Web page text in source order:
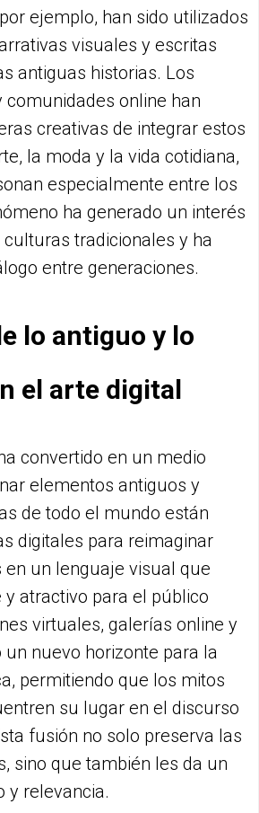
ejemplo, han sido utilizados
visuales y escritas
antiguas historias. Los
online han
creativas de integrar estos
la moda y la vida cotidiana,
especialmente entre los
ha generado un interés
tradicionales y ha
entre generaciones.
lo antiguo y lo
el arte digital
convertido en un medio
elementos antiguos y
de todo el mundo están
digitales para reimaginar
un lenguaje visual que
atractivo para el público
virtuales, galerías online y
un nuevo horizonte para la
permitiendo que los mitos
su lugar en el discurso
fusión no solo preserva las
sino que también les da un
y relevancia.